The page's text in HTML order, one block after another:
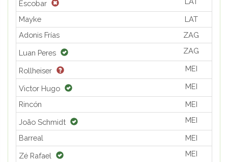
Escobar
Mayke
LAT
Adonis Frías
ZAG
Luan Peres ZAG
Rollheiser MEI
Victor Hugo MEI
Rincón MEI
João Schmidt MEI
Barreal MEI
Zé Rafael MEI